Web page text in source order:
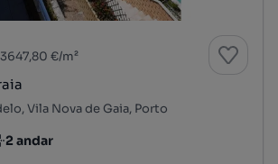
3647,80 €/m²
Vila Nova de Gaia, Porto
quadrado
2 andar